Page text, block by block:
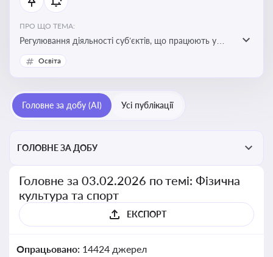
ПРО ЩО ТЕМА:
Регулювання діяльності суб’єктів, що працюють у
сфері фізичної культури та спорту, включаючи
оздоровлення населення, професійний і аматорський
потенціалу, соціального захисту та ефективної
реалізації державної політики у цій галузі
Освіта
Головне за добу (AI) Усі публікації
ГОЛОВНЕ ЗА ДОБУ
Головне за 03.02.2026 по темі: Фізична
культура та спорт
ЕКСПОРТ
Опрацьовано: 14424 джерел